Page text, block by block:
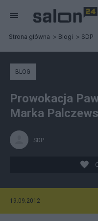
Strona główna Blogi SDP
BLOG
Prowokacja
Marka
SDP
19.09.2012